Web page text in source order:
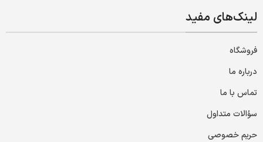
لینک‌های مفید
فروشگاه
درباره ما
تماس با ما
سؤالات متداول
حریم خصوصی